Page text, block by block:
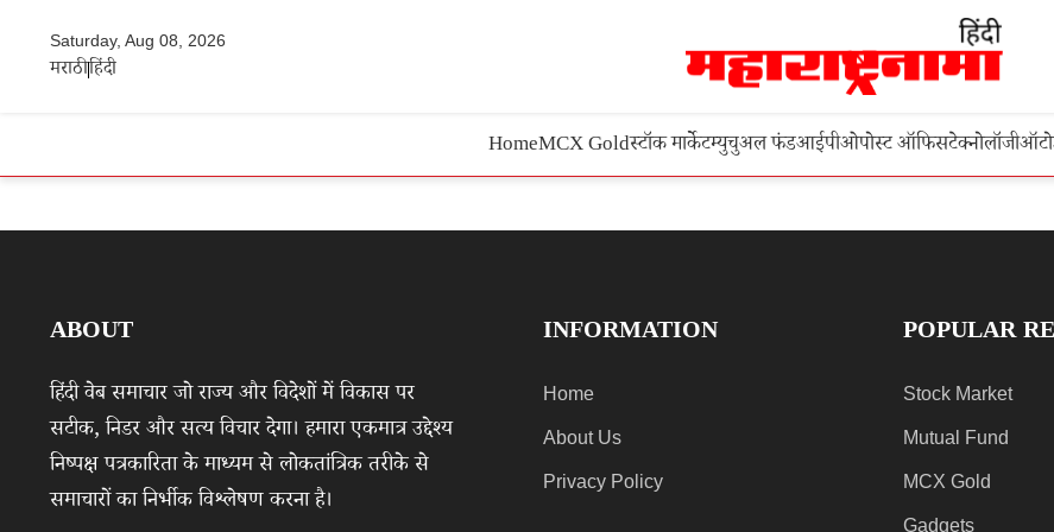
Saturday, Aug 08, 2026
मराठीहिंदी
HomeMCX Goldस्टॉक मार्केटम्युचुअल फंडआईपीओपोस्ट ऑफिसटेक्नोलॉजीऑटो
ABOUT
हिंदी वेब समाचार जो राज्य और विदेशों में विकास पर
सटीक, निडर और सत्य विचार देगा। हमारा एकमात्र उद्देश्य
निष्पक्ष पत्रकारिता के माध्यम से लोकतांत्रिक तरीके से
समाचारों का निर्भीक विश्लेषण करना है।
INFORMATION
Home
About Us
Privacy Policy
POPULAR
Stock Market
Mutual Fund
MCX Gold
Gadgets